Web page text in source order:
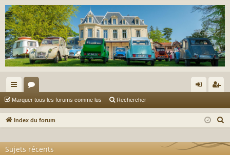
cc
ès
pi
or
u ne
on
nr
ist
Marquer tous les forums comme lus Rechercher
Index du forum
c
Sujets récents